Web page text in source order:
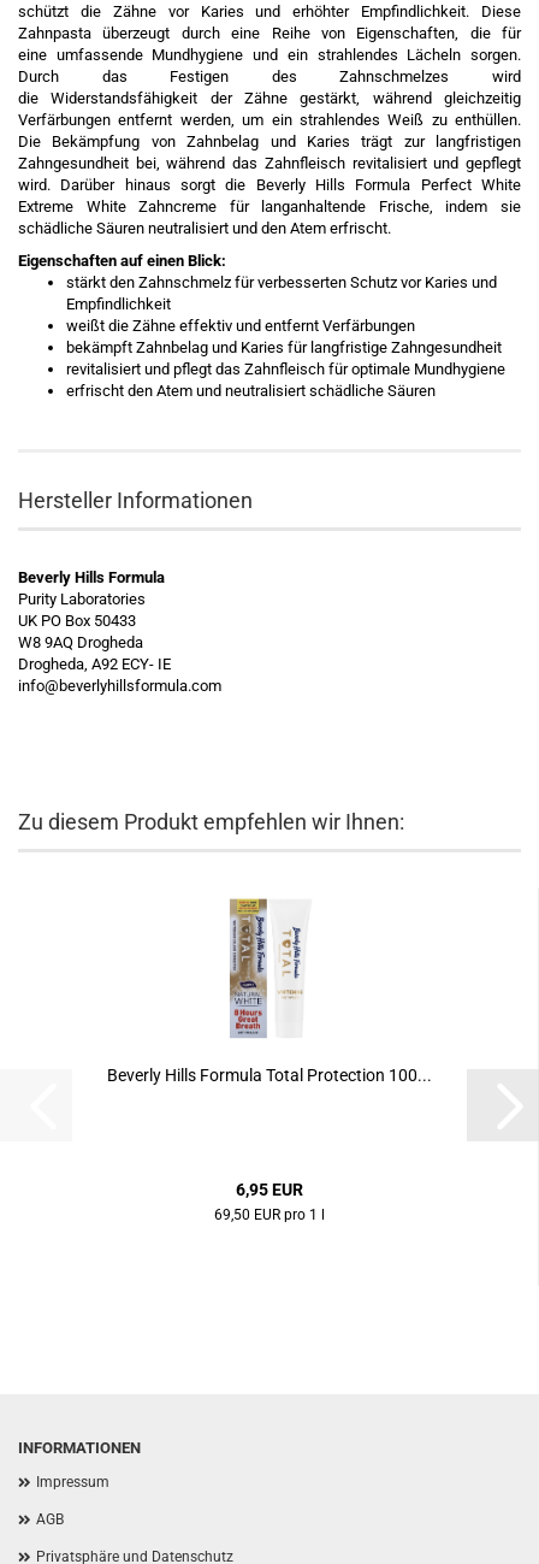
schützt die Zähne vor Karies und erhöhter Empfindlichkeit. Diese
Zahnpasta überzeugt durch eine Reihe von Eigenschaften, die für
eine umfassende Mundhygiene und ein strahlendes Lächeln sorgen.
Durch das Festigen des Zahnschmelzes wird
die Widerstandsfähigkeit der Zähne gestärkt, während gleichzeitig
Verfärbungen entfernt werden, um ein strahlendes Weiß zu enthüllen.
Die Bekämpfung von Zahnbelag und Karies trägt zur langfristigen
Zahngesundheit bei, während das Zahnfleisch revitalisiert und gepflegt
wird. Darüber hinaus sorgt die Beverly Hills Formula Perfect White
Extreme White Zahncreme für langanhaltende Frische, indem sie
schädliche Säuren neutralisiert und den Atem erfrischt.
Eigenschaften auf einen Blick:
stärkt den Zahnschmelz für verbesserten Schutz vor Karies und
Empfindlichkeit
weißt die Zähne effektiv und entfernt Verfärbungen
bekämpft Zahnbelag und Karies für langfristige Zahngesundheit
revitalisiert und pflegt das Zahnfleisch für optimale Mundhygiene
erfrischt den Atem und neutralisiert schädliche Säuren
Hersteller Informationen
Beverly Hills Formula
Purity Laboratories
UK PO Box 50433
W8 9AQ Drogheda
Drogheda, A92 ECY- IE
info@beverlyhillsformula.com
Zu diesem Produkt empfehlen wir Ihnen:
Beverly Hills Formula Total Protection 100...
6,95 EUR
69,50 EUR pro 1 l
INFORMATIONEN
Impressum
AGB
Privatsphäre und Datenschutz